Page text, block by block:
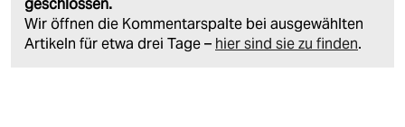
geschlossen.
Wir öffnen die Kommentarspalte bei ausgewählten
Artikeln für etwa drei Tage – hier sind sie zu finden.